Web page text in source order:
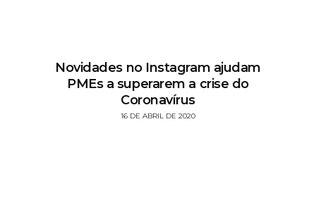
Novidades no Instagram ajudam
PMEs a superarem a crise do
Coronavírus
16 DE ABRIL DE 2020